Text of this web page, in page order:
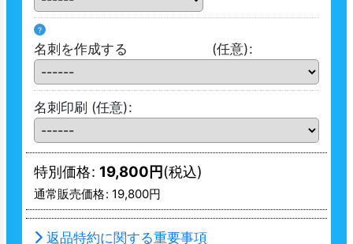
?
名刺を作成する (任意):
名刺印刷 (任意):
特別価格: 19,800円(税込)
通常販売価格: 19,800円
返品特約に関する重要事項